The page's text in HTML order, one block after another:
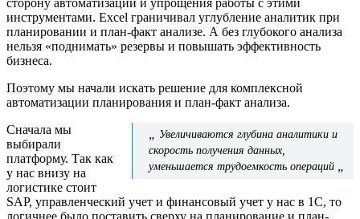
инструментами. Excel граничивал углубление аналитик при
планировании и план-факт анализе. А без глубокого анализа
нельзя «поднимать» резервы и повышать эффективность
бизнеса.
Поэтому мы начали искать решение для комплексной
автоматизации планирования и план-факт анализа.
Увеличиваются глубина аналитики и
скорость получения данных,
уменьшается трудоемкость операций
Сначала мы
выбирали
платформу. Так как
у нас внизу на
логистике стоит
SAP, управленческий учет и финансовый учет у нас в 1С, то
логичнее было поставить сверху на планирование и план-